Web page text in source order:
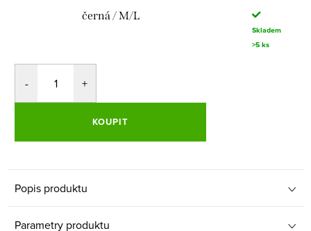
černá / M/L
Skladem
>5 ks
KOUPIT
Popis produktu
Parametry produktu